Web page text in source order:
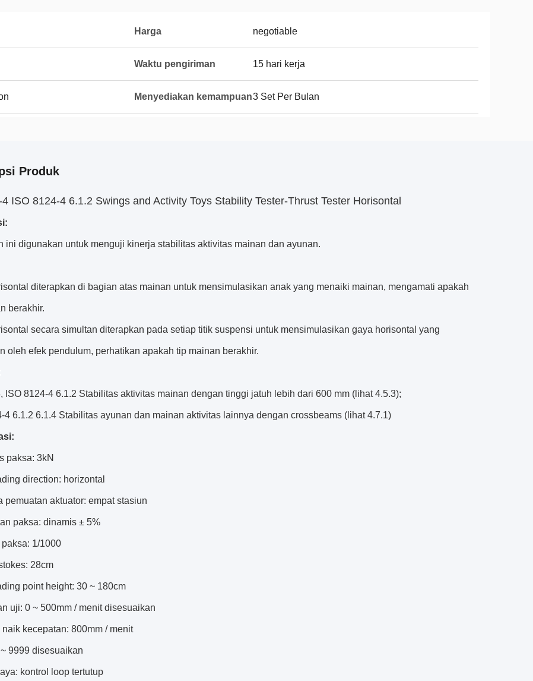
Harga negotiable
Waktu pengiriman 15 hari kerja
Menyediakan kemampuan3 Set Per Bulan
Produk
ISO 8124-4 6.1.2 Swings and Activity Toys Stability Tester-Thrust Tester Horisontal
ini digunakan untuk menguji kinerja stabilitas aktivitas mainan dan ayunan.
diterapkan di bagian atas mainan untuk mensimulasikan anak yang menaiki mainan, mengamati apakah
berakhir.
secara simultan diterapkan pada setiap titik suspensi untuk mensimulasikan gaya horisontal yang
oleh efek pendulum, perhatikan apakah tip mainan berakhir.
ISO 8124-4 6.1.2 Stabilitas aktivitas mainan dengan tinggi jatuh lebih dari 600 mm (lihat 4.5.3);
4 6.1.2 6.1.4 Stabilitas ayunan dan mainan aktivitas lainnya dengan crossbeams (lihat 4.7.1)
paksa: 3kN
direction: horizontal
pemuatan aktuator: empat stasiun
paksa: dinamis ± 5%
1/1000
28cm
point height: 30 ~ 180cm
uji: 0 ~ 500mm / menit disesuaikan
naik kecepatan: 800mm / menit
9999 disesuaikan
kontrol loop tertutup